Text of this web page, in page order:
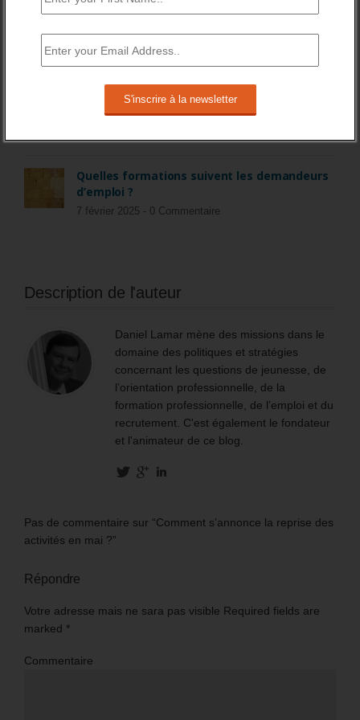
2025
12 avril 2025 -0 Commentaire
Baisse du nombre d’entrées en contrats
d’apprentissage en janvier 2025.
Quelles formations suivent les demandeurs
d’emploi ?
7 février 2025 - 0 Commentaire
Description de l'auteur
Daniel Lamar mène des missions dans le
domaine des politiques et stratégies
concernant les questions de jeunesse, de
l’orientation professionnelle, de la
formation professionnelle, de l’emploi et du
recrutement. C'est également le fondateur
et l'animateur de ce blog.
Pas de commentaire sur “Comment s’annonce la reprise des
activités en mai ?”
Répondre
Votre adresse mais ne sara pas visible Required fields are
marked *
Commentaire